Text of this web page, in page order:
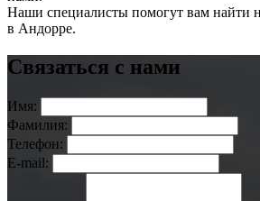
Наши специалисты помогут вам найти
в Андорре.
Связаться с нами
Имя:
Фамилия:
Телефон:
E-mail: